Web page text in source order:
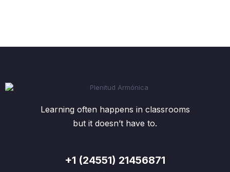
Learning often happens in classrooms
but it doesn’t have to.
+1 (24551) 21456871